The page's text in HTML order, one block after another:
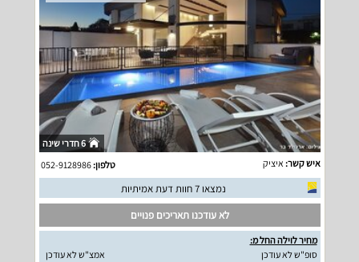
6 חדרי שינה
איש קשר: איציק טלפון:052-9128986
נמצאו 7 חוות דעת אמיתיות
לא עודכנו תאריכים פנויים
מחיר לוילה החל מ:
סופ"ש לא עודכן
אמצ"ש לא עודכן